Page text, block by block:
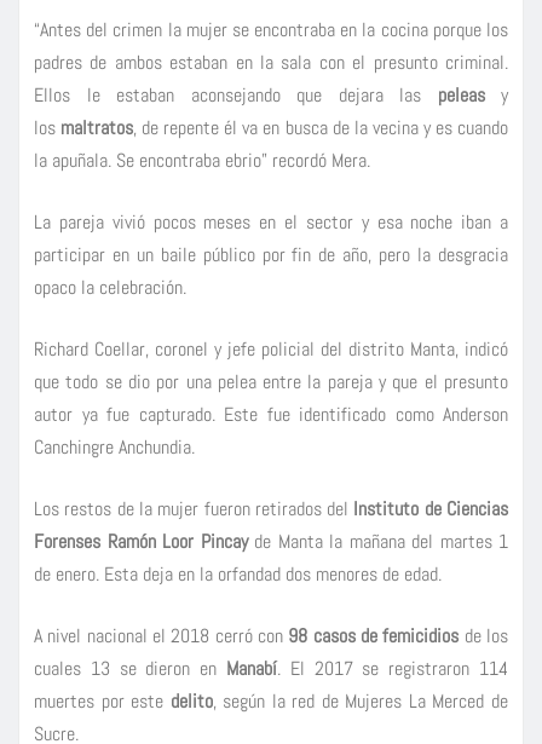
“Antes del crimen la mujer se encontraba en la cocina porque los
padres de ambos estaban en la sala con el presunto criminal.
Ellos le estaban aconsejando que dejara las peleasy
los maltratos, de repente él va en busca de la vecina y es cuando
la apuñala. Se encontraba ebrio” recordó Mera.
La pareja vivió pocos meses en el sector y esa noche iban a
participar en un baile público por fin de año, pero la desgracia
opaco la celebración.
Richard Coellar, coronel y jefe policial del distrito Manta, indicó
que todo se dio por una pelea entre la pareja y que el presunto
autor ya fue capturado. Este fue identificado como Anderson
Canchingre Anchundia.
Los restos de la mujer fueron retirados del Instituto de Ciencias
Forenses Ramón Loor Pincay de Manta la mañana del martes 1
de enero. Esta deja en la orfandad dos menores de edad.
A nivel nacional el 2018 cerró con 98 casos de femicidios de los
cuales 13 se dieron en Manabí. El 2017 se registraron 114
muertes por este delito, según la red de Mujeres La Merced de
Sucre.